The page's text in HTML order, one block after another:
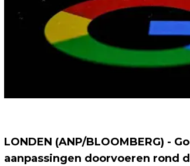
LONDEN (ANP/BLOOMBERG)
aanpassingen doorvoeren rond